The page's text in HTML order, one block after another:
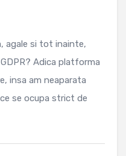
agale si tot inainte,
Adica platforma
insa am neaparata
se ocupa strict de